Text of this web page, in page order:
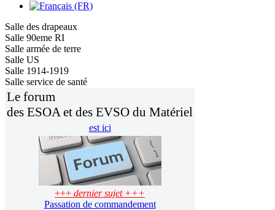
Salle des drapeaux
Salle 90eme RI
Salle armée de terre
Salle US
Salle 1914-1919
Salle service de santé
Le forum
des ESOA et des EVSO du Matériel
est ici
+++ dernier sujet +++
Passation de commandement